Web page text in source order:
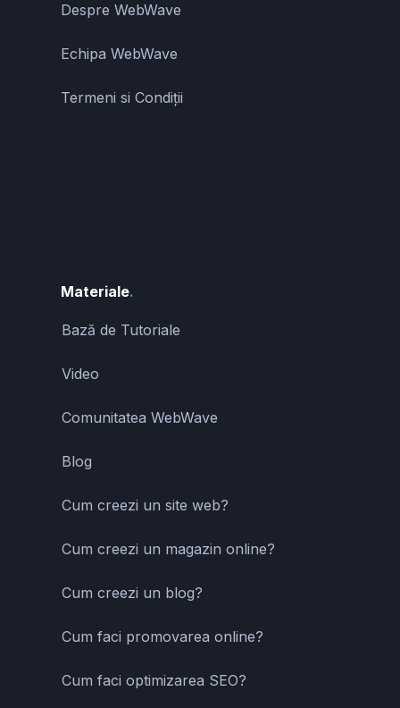
Despre WebWave
Echipa WebWave
Termeni si Condiții
Bază de Tutoriale
Video
Comunitatea WebWave
Blog
Cum creezi un site web?
Cum creezi un magazin online?
Cum creezi un blog?
Cum faci promovarea online?
Cum faci optimizarea SEO?
Materiale.